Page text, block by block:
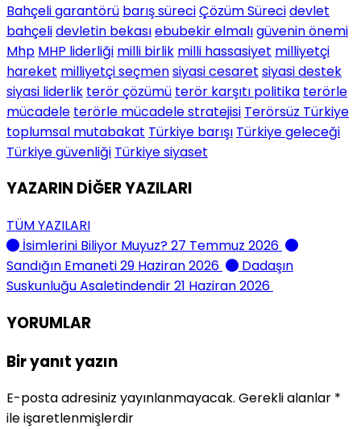
Bahçeli garantörü barış süreciÇözüm Sürecidevlet
bahçelidevletin bekasıebubekir elmalıgüvenin önemi
Mhp MHP liderliği milli birlik milli hassasiyet milliyetçi
hareket milliyetçi seçmensiyasi cesaret siyasi destek
siyasi liderlik terör çözümü terör karşıtı politika terörle
mücadele terörle mücadele stratejisi Terörsüz Türkiye
toplumsal mutabakat Türkiye barışı Türkiye geleceği
Türkiye güvenliği Türkiye siyaset
YAZARIN DİĞER YAZILARI
TÜM YAZILARI
İsimlerini Biliyor Muyuz?27 Temmuz 2026
Sandığın Emaneti29 Haziran 2026
Dadaşın
Suskunluğu Asaletindendir21 Haziran 2026
YORUMLAR
Bir yanıt yazın
E-posta adresiniz yayınlanmayacak. Gerekli alanlar *
ile işaretlenmişlerdir